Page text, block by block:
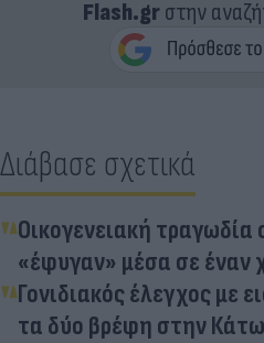
Flash.grστην
Διάβασε σχετικά
Οικογενειακή
«έφυγαν» μέσα σε έναν
Γονιδιακός έλεγχος με
τα δύο βρέφη στην